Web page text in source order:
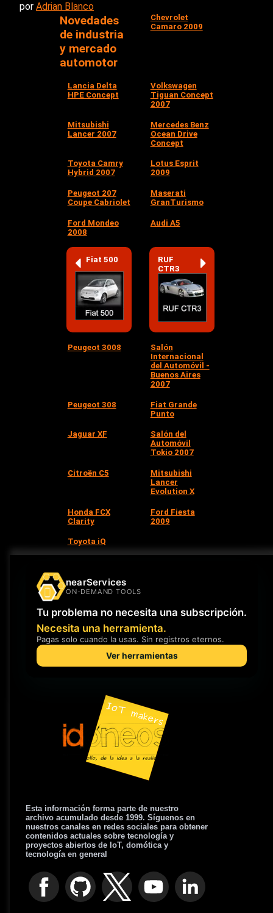
por Adrian Blanco
Novedades
de industria
y mercado
automotor
Chevrolet
Camaro 2009
Lancia Delta
HPE Concept
Volkswagen
Tiguan Concept
2007
Mitsubishi
Lancer 2007
Mercedes Benz
Ocean Drive
Concept
Toyota Camry
Hybrid 2007
Lotus Esprit
2009
Peugeot 207
Coupe Cabriolet
Maserati
GranTurismo
Ford Mondeo
2008
Audi A5
Fiat 500
RUF
CTR3
Peugeot 3008
Salón
Internacional
del Automóvil -
Buenos Aires
2007
Peugeot 308
Fiat Grande
Punto
Jaguar XF
Salón del
Automóvil
Tokio 2007
Citroën C5
Mitsubishi
Lancer
Evolution X
Honda FCX
Clarity
Ford Fiesta
2009
Toyota iQ
Esta información forma parte de nuestro
archivo acumulado desde 1999. Síguenos en
nuestros canales en redes sociales para obtener
contenidos actuales sobre tecnología y
proyectos abiertos de IoT, domótica y
tecnología en general